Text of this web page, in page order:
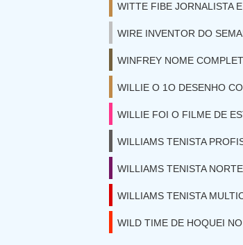
WITTE FIBE JORNALISTA
WIRE INVENTOR DO
WINFREY NOME
WILLIE O 1O DESENHO
WILLIE FOI O FILME DE
WILLIAMS TENISTA
WILLIAMS TENISTA
WILLIAMS TENISTA
WILD TIME DE HOQUEI